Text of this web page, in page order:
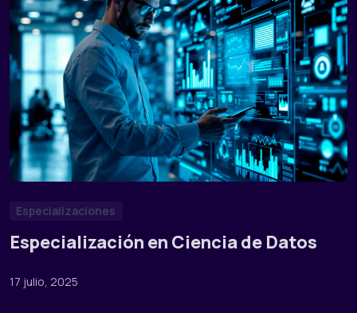
Especializaciones
Especialización en Ciencia de Datos
17 julio, 2025